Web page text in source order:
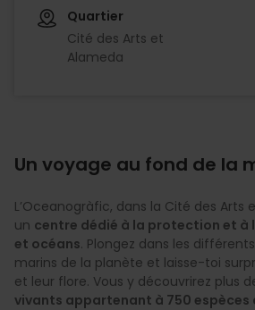
Quartier
Cité des Arts et
Alameda
Un voyage au fond de la
L’Oceanogràfic, dans la Cité des Arts
un centre dédié à la protection et à
et océans. Plongez dans les
marins de la planète et laisse-toi
et leur flore. Vous y découvrirez plus
vivants appartenant à 750 espèces